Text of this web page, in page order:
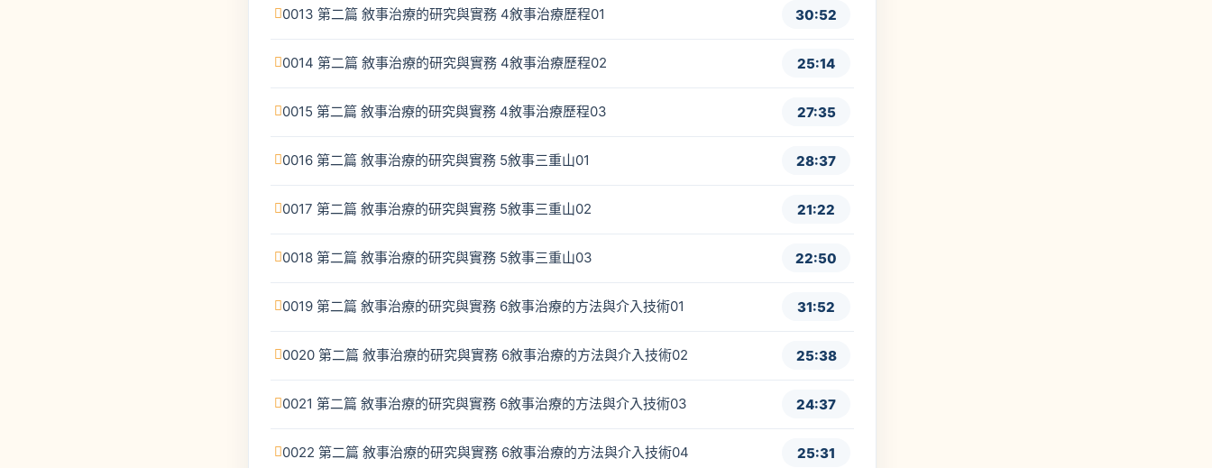
0013 第二篇 敘事治療的研究與實務 4敘事治療歷程01 30:52
0014 第二篇 敘事治療的研究與實務 4敘事治療歷程02 25:14
0015 第二篇 敘事治療的研究與實務 4敘事治療歷程03 27:35
0016 第二篇 敘事治療的研究與實務 5敘事三重山01 28:37
0017 第二篇 敘事治療的研究與實務 5敘事三重山02 21:22
0018 第二篇 敘事治療的研究與實務 5敘事三重山03 22:50
0019 第二篇 敘事治療的研究與實務 6敘事治療的方法與介入技術01 31:52
0020 第二篇 敘事治療的研究與實務 6敘事治療的方法與介入技術02 25:38
0021 第二篇 敘事治療的研究與實務 6敘事治療的方法與介入技術03 24:37
0022 第二篇 敘事治療的研究與實務 6敘事治療的方法與介入技術04 25:31